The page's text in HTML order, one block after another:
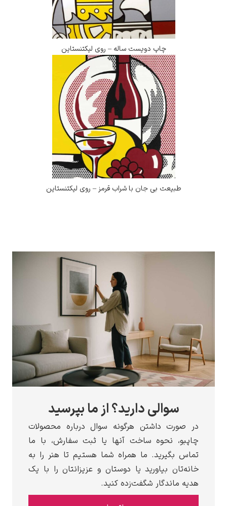
چاپ دویست ساله – روی لیکتنستاین
طبیعت بی جان با شراب قرمز – روی لیکتنستاین
سوالی دارید؟ از ما بپرسید
صورت داشتن هرگونه سوال درباره محصولات
نحوه ساخت آنها یا ثبت سفارش، با ما
بگیرید. ما همراه شما هستیم تا هنر را به
بیاورید یا دوستان و عزیزانتان را با یک
ماندگار شگفت‌زده کنید.